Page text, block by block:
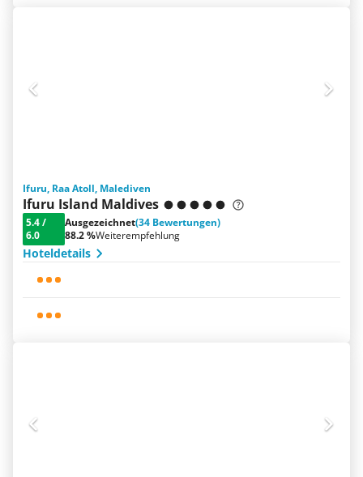
Ifuru, Raa Atoll, Malediven
Ifuru Island Maldives
5.4/
6.0
Ausgezeichnet(34 Bewertungen)
88.2 %Weiterempfehlung
Hoteldetails